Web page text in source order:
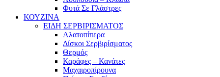
Φυτά Σε Γλάστρες
ΚΟΥΖΙΝΑ
ΕΙΔΗ ΣΕΡΒΙΡΙΣΜΑΤΟΣ
Αλατοπίπερα
Δίσκοι Σερβιρίσματος
Θερμός
Καράφες – Κανάτες
Μαχαιροπίρουνα